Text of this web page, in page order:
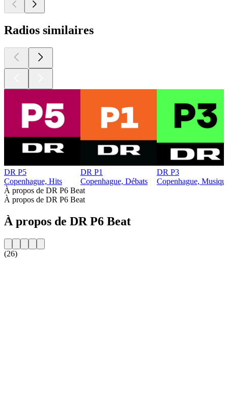
Radios similaires
DR P5
Copenhague, Hits
DR P1
Copenhague, Débats
DR P3
Copenhague,
À propos de DR P6 Beat
À propos de DR P6 Beat
À propos de DR P6 Beat
(26)